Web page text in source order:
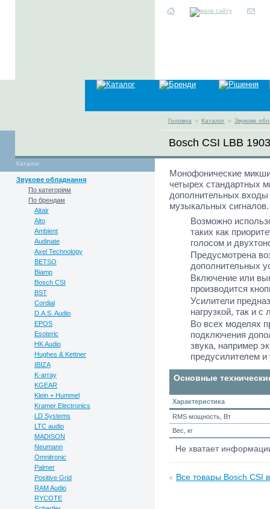
Головна » Каталог » Звукове
Bosch CSI LBB
Каталог
Звукове обладнання
По категоріям
По брендам
Altair
Alto
Ambient
Audinate
Axel Technology
BETSO
Biamp
Bosch CSI
BST
Cordial
D.A.S. Audio
EPOS
Esoteric
HK Audio
Hughes & Kettner
IBIZA
K-array
KGEAR
Klein + Hummel
Kramer Electronics
LD Systems
LTC audio
MADISON
Neumann
Omnitronic
Palmer
Positive Grid
RAM Audio
RYCOTE
Монофонические
четырех стандартных
дополнительных
музыкальных сигналов.
Возможно
таких как
голосом и
Предусмотрена
дополнительных
Включение или
производится
Усилители
нагрузкой, так и с
Во всех моделях
подключения
звука, например
предусилителем
Основные
Характеристика
RMS мощность, Вт
Вес, кг
Не хватает
Все товары Bosch CSI